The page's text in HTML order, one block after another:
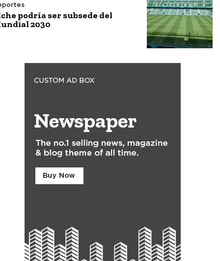
podría ser subsede del
2030